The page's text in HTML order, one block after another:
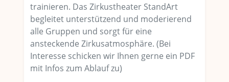
trainieren. Das Zirkustheater StandArt
begleitet unterstützend und moderierend
alle Gruppen und sorgt für eine
ansteckende Zirkusatmosphäre. (Bei
Interesse schicken wir Ihnen gerne ein PDF
mit Infos zum Ablauf zu)